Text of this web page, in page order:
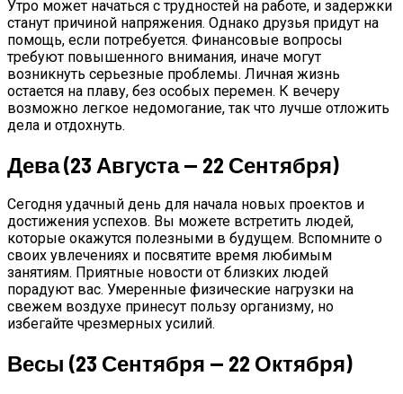
Утро может начаться с трудностей на работе, и задержки
станут причиной напряжения. Однако друзья придут на
помощь, если потребуется. Финансовые вопросы
требуют повышенного внимания, иначе могут
возникнуть серьезные проблемы. Личная жизнь
остается на плаву, без особых перемен. К вечеру
возможно легкое недомогание, так что лучше отложить
дела и отдохнуть.
Дева (23 Августа — 22 Сентября)
Сегодня удачный день для начала новых проектов и
достижения успехов. Вы можете встретить людей,
которые окажутся полезными в будущем. Вспомните о
своих увлечениях и посвятите время любимым
занятиям. Приятные новости от близких людей
порадуют вас. Умеренные физические нагрузки на
свежем воздухе принесут пользу организму, но
избегайте чрезмерных усилий.
Весы (23 Сентября — 22 Октября)